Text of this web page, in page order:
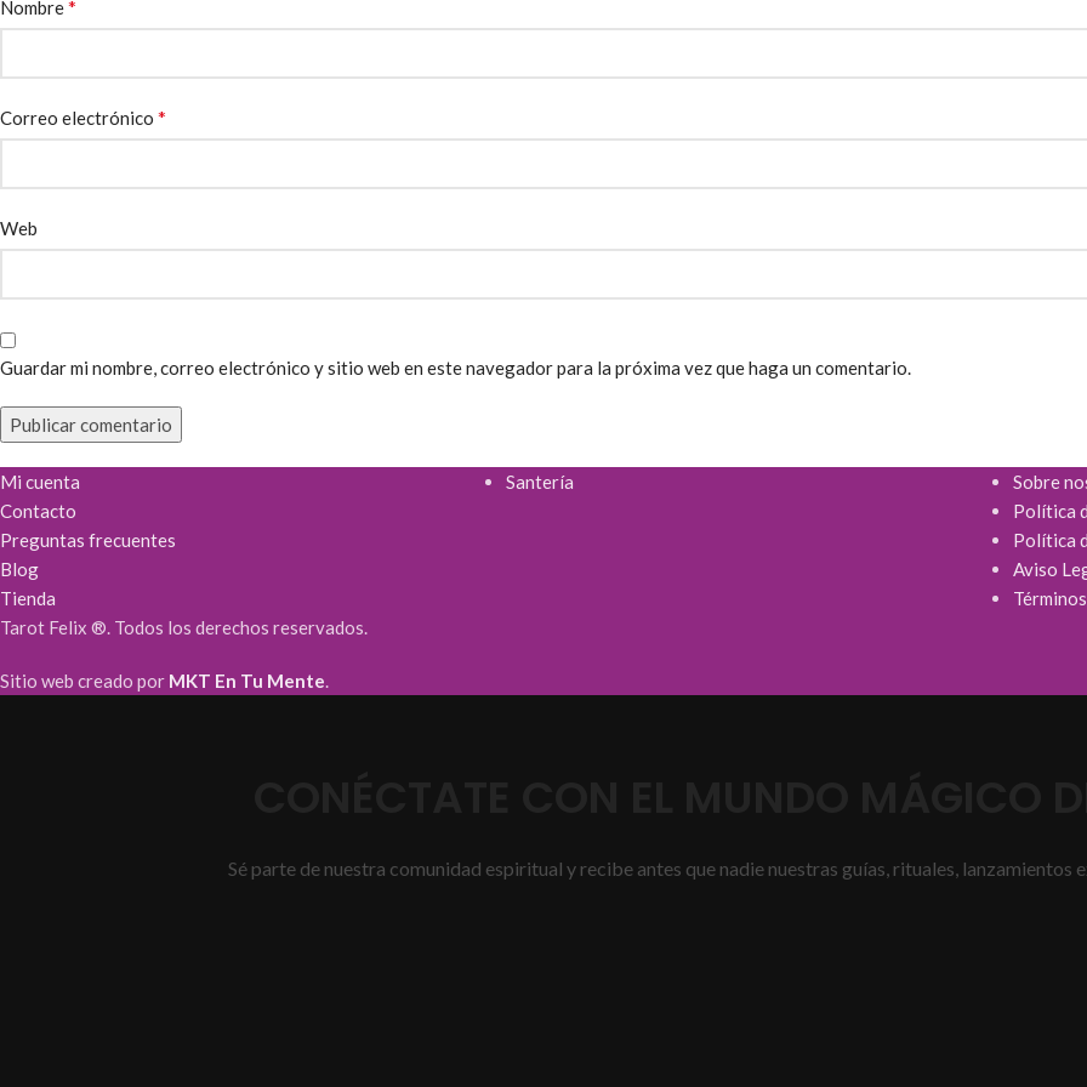
Nombre*
Correo electrónico *
Web
Guardar mi nombre, correo electrónico y sitio web en este navegador para la próxima vez que haga un comentario.
Mi cuenta
Contacto
Preguntas frecuentes
Blog
Tienda
Santería
Sobre
Política
Política
Aviso
Tarot Felix ®. Todos los derechos reservados.
Sitio web creado por MKT En Tu Mente.
Sé parte de nuestra comunidad espiritual y recibe antes que nadie nuestras guías, rituales, lanzamientos